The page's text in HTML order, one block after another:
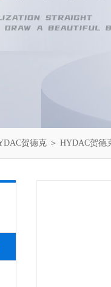
贺德克 ＞ HYDAC贺德